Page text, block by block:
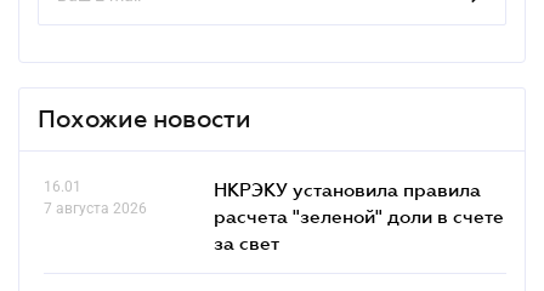
Похожие новости
16.01
7 августа 2026
НКРЭКУ установила правила
расчета "зеленой" доли в счете
за свет